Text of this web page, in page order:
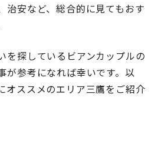
治安など、総合的に見てもおす
を探しているビアンカップルの
が参考になれば幸いです。以
オススメのエリア三鷹をご紹介